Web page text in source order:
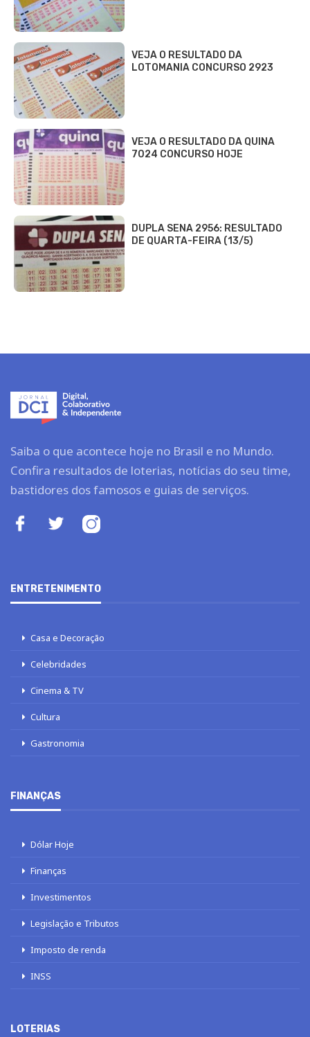
VEJA O RESULTADO DA
LOTOMANIA CONCURSO 2923
VEJA O RESULTADO DA QUINA
7024 CONCURSO HOJE
DUPLA SENA 2956: RESULTADO
DE QUARTA-FEIRA (13/5)
Saiba o que acontece hoje no Brasil e no Mundo.
Confira resultados de loterias, notícias do seu time,
bastidores dos famosos e guias de serviços.
ENTRETENIMENTO
Casa e Decoração
Celebridades
Cinema & TV
Cultura
Gastronomia
FINANÇAS
Dólar Hoje
Finanças
Investimentos
Legislação e Tributos
Imposto de renda
INSS
LOTERIAS